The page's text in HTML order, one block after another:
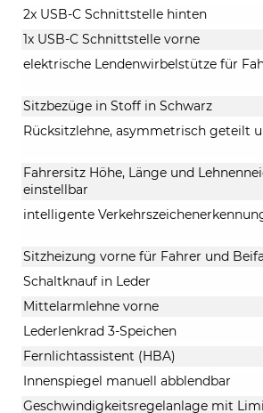
2x USB-C Schnittstelle hinten
1x USB-C Schnittstelle vorne
elektrische Lendenwirbelstütze für
Sitzbezüge in Stoff in Schwarz
Rücksitzlehne, asymmetrisch geteilt
Fahrersitz Höhe, Länge und
einstellbar
intelligente
Sitzheizung vorne für Fahrer und
Schaltknauf in Leder
Mittelarmlehne vorne
Lederlenkrad 3-Speichen
Fernlichtassistent (HBA)
Innenspiegel manuell abblendbar
Geschwindigkeitsregelanlage mit